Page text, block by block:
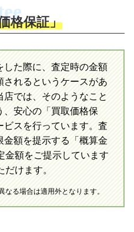
へ無料で発送いただけます。
定したおもちゃがご到着後、ご
座に即日入金可能です。
写真の撮影方法
お電話にて集荷依頼を行い発
へ無料で発送いただけます。
定したおもちゃがご到着後、ご
座に即日入金可能です。
流れ 写真の撮影方法
格保証」
した際に、査定時の金額
されるというケースがあ
店では、そのようなこと
、安心の「買取価格保
ビスを行っています。査
金額を提示する「概算金
金額をご提示しています
けます。
る場合は適用外となります。